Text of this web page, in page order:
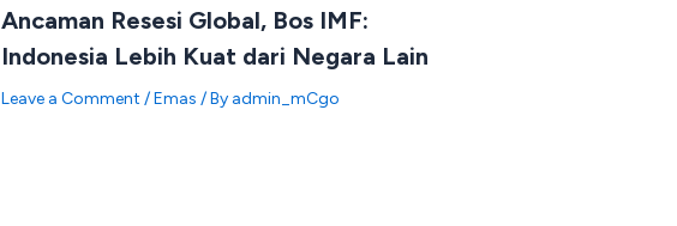
Ancaman Resesi Global, Bos IMF:
Indonesia Lebih Kuat dari Negara Lain
Leave a Comment /Emas / By admin_mCgo